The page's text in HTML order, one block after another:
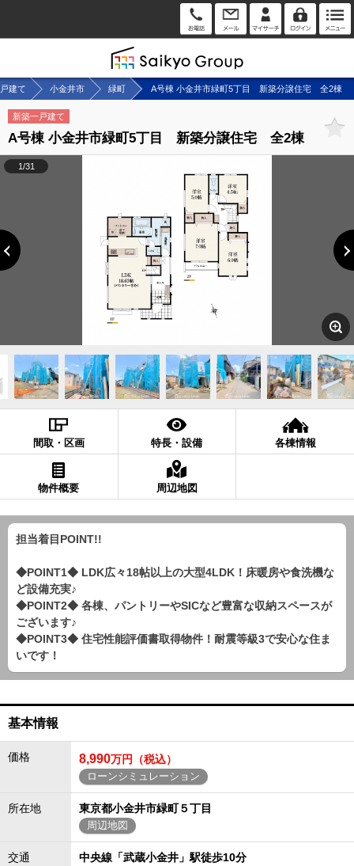
建て 小金井市 緑町 A号棟 小金井市緑町5丁目 新築分譲住宅 全2棟
新築一戸建て
A号棟 小金井市緑町5丁目 新築分譲住宅 全2棟
1/31
間取・区画 特長・設備 各棟情報
物件概要 周辺地図
担当着目POINT!!
◆POINT1◆ LDK広々18帖以上の大型4LDK！床暖房や食洗機な
ど設備充実♪
◆POINT2◆ 各棟、パントリーやSICなど豊富な収納スペースが
ございます♪
◆POINT3◆ 住宅性能評価書取得物件！耐震等級3で安心な住ま
いです！
基本情報
価格 8,990万円（税込）
ローンシミュレーション
所在地 東京都小金井市緑町５丁目
周辺地図
交通
中央線「武蔵小金井」駅徒歩10分